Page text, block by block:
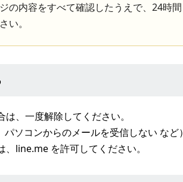
の内容をすべて確認したうえで、24時間
い。
、一度解除してください。
ソコンからのメールを受信しない など）
line.me を許可してください。